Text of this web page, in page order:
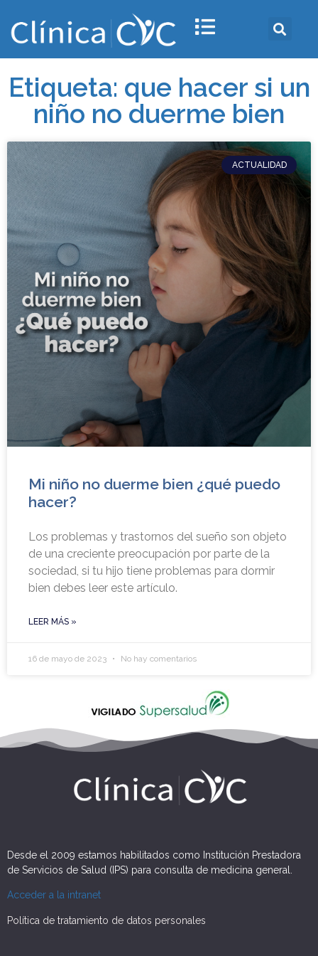
Etiqueta: que hacer si un
niño no duerme bien
ACTUALIDAD
Mi niño no duerme bien ¿qué puedo
hacer?
Los problemas y trastornos del sueño son objeto
de una creciente preocupación por parte de la
sociedad, si tu hijo tiene problemas para dormir
bien debes leer este artículo.
LEER MÁS »
16 de mayo de 2023 No hay comentarios
Desde el 2009 estamos habilitados como Institución Prestadora
de Servicios de Salud (IPS) para consulta de medicina general.
Acceder a la intranet
Política de tratamiento de datos personales